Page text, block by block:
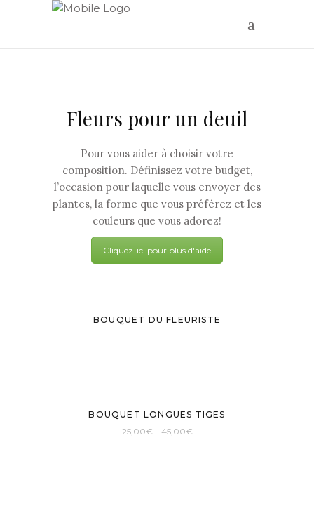
Fleurs pour un deuil
Pour vous aider à choisir votre
composition. Définissez votre budget,
l’occasion pour laquelle vous envoyer des
plantes, la forme que vous préférez et les
couleurs que vous adorez!
Cliquez-ici pour plus d'aide
BOUQUET DU FLEURISTE
BOUQUET LONGUES TIGES
25,00€ – 45,00€